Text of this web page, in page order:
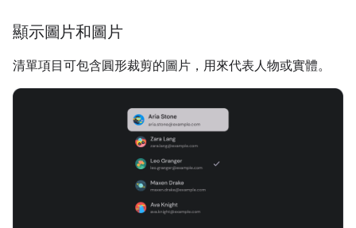
顯示圖片和圖片
清單項目可包含圓形裁剪的圖片，用來代表人物或實體。